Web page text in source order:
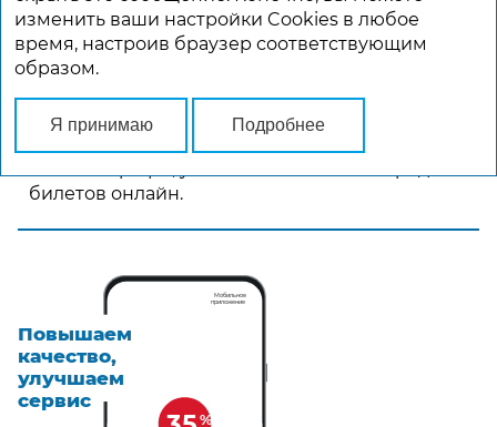
комфорт передвижения и обслуживания
пассажиров в поездах. Для этого Компания
обновляет вагонный парк, повышает
доступность поездок для маломобильных
граждан, запускаем новые услуги для
билетов онлайн.
Повышаем
качество,
улучшаем
сервис
%
Мобильное
приложение
изменить ваши настройки Cookies в любое
время, настроив браузер соответствующим
образом.
Я принимаю Подробнее